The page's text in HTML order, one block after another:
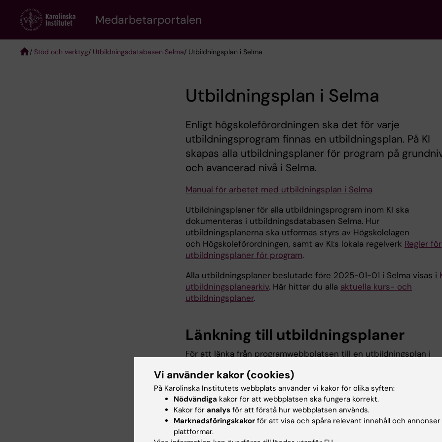
content
Medarbetarportalen
/ Stöd och verktyg/ Utbildningsdatabasen Selma/ Utbildningsplan i Selma
Utbildningsplan i Selma
Enligt högskoleförordningen ska det för varje
utbildningsprogram finnas en utbildningsplan. På KI
skapas alla utbildningsplaner för program på
och avancerad nivå i Selma.
Manual för arbetet med utbildningsplan i Selma
Utbildningsplaner för alla utbildningsprogram inom KI ska
dokumenteras i utbildningsdatabasen Selma. Hur
utbildningsplanerna ska utformas styrs av Högskolelagen
och Högskoleförordningen, samt av KI:s lokala regelverk Regler för
utbildningsplaner för program.
Alla utbildningsplaner beslutade före 2025-01-01 i Selma visas i
utbildningsplanearkiv. Här hittar du alla aktuella kurs- och
utbildningsplaner.
Länkning till utbildningsplaner
För att länka från programwebbplatsen till en utbildningsplan i
skapas i adressfältet när du söker fram den i
Hade du nytta av informationen på denna sida?
Vi använder kakor (cookies)
På Karolinska Institutets webbplats använder vi kakor för olika syften:
Nödvändiga kakor för att webbplatsen ska fungera korrekt.
Kakor för analys för att förstå hur webbplatsen används.
Marknadsföringskakor för att visa och spåra relevant innehåll och
plattformar.